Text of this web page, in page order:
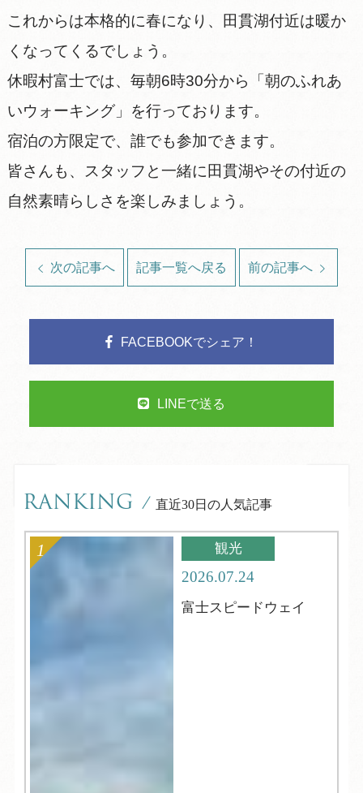
これからは本格的に春になり、田貫湖付近は暖か
くなってくるでしょう。
休暇村富士では、毎朝6時30分から「朝のふれあ
いウォーキング」を行っております。
宿泊の方限定で、誰でも参加できます。
皆さんも、スタッフと一緒に田貫湖やその付近の
自然素晴らしさを楽しみましょう。
次の記事へ 記事一覧へ戻る 前の記事へ
FACEBOOKでシェア！
LINEで送る
RANKING / 直近30日の人気記事
観光
2026.07.24
富士スピードウェイ